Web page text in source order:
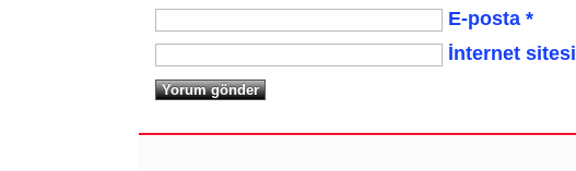
E-posta *
İnternet sitesi